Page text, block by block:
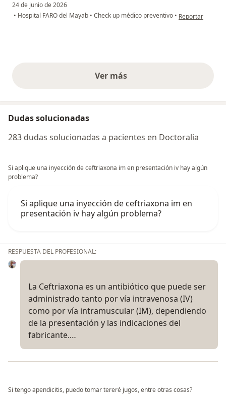
24 de junio de 2026
• Hospital FARO del Mayab • Check up médico preventivo • en opinión del
Reportar
Ver másopiniones anteriores
Dudas solucionadas
283 dudas solucionadas a pacientes en Doctoralia
Si aplique una inyección de ceftriaxona im en presentación iv hay algún
problema?
Si aplique una inyección de ceftriaxona im en
presentación iv hay algún problema?
RESPUESTA DEL PROFESIONAL:
La Ceftriaxona es un antibiótico que puede ser
administrado tanto por vía intravenosa (IV)
como por vía intramuscular (IM), dependiendo
de la presentación y las indicaciones del
fabricante.…
Si tengo apendicitis, puedo tomar tereré jugos, entre otras cosas?